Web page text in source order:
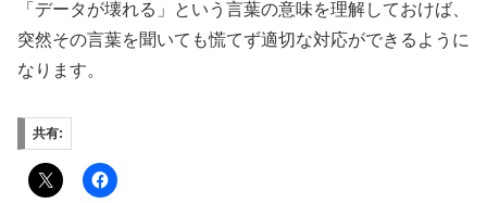
「データが壊れる」という言葉の意味を理解しておけば、
突然その言葉を聞いても慌てず適切な対応ができるように
なります。
共有: